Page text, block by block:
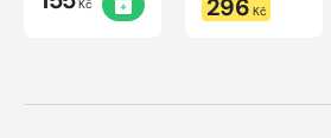
Kč 296 Kč